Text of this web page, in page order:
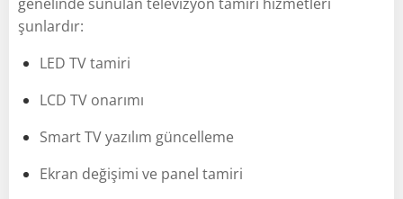
şunlardır:
LED TV tamiri
LCD TV onarımı
Smart TV yazılım güncelleme
Ekran değişimi ve panel tamiri